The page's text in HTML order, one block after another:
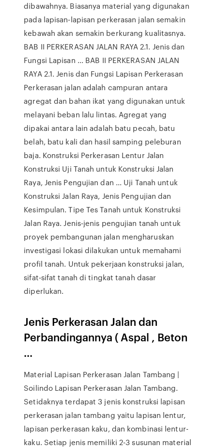
dibawahnya. Biasanya material yang digunakan
pada lapisan-lapisan perkerasan jalan semakin
kebawah akan semakin berkurang kualitasnya.
BAB II PERKERASAN JALAN RAYA 2.1. Jenis dan
Fungsi Lapisan ... BAB II PERKERASAN JALAN
RAYA 2.1. Jenis dan Fungsi Lapisan Perkerasan
Perkerasan jalan adalah campuran antara
agregat dan bahan ikat yang digunakan untuk
melayani beban lalu lintas. Agregat yang
dipakai antara lain adalah batu pecah, batu
belah, batu kali dan hasil samping peleburan
baja. Konstruksi Perkerasan Lentur Jalan
Konstruksi Uji Tanah untuk Konstruksi Jalan
Raya, Jenis Pengujian dan ... Uji Tanah untuk
Konstruksi Jalan Raya, Jenis Pengujian dan
Kesimpulan. Tipe Tes Tanah untuk Konstruksi
Jalan Raya. Jenis-jenis pengujian tanah untuk
proyek pembangunan jalan mengharuskan
investigasi lokasi dilakukan untuk memahami
profil tanah. Untuk pekerjaan konstruksi jalan,
sifat-sifat tanah di tingkat tanah dasar
diperlukan.
Jenis Perkerasan Jalan dan
Perbandingannya ( Aspal , Beton
...
Material Lapisan Perkerasan Jalan Tambang |
Soilindo Lapisan Perkerasan Jalan Tambang.
Setidaknya terdapat 3 jenis konstruksi lapisan
perkerasan jalan tambang yaitu lapisan lentur,
lapisan perkerasan kaku, dan kombinasi lentur-
kaku. Setiap jenis memiliki 2-3 susunan material